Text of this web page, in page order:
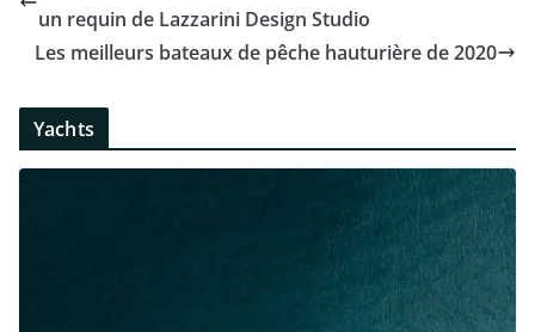
un requin de Lazzarini Design Studio
Les meilleurs bateaux de pêche hauturière de 2020
Yachts